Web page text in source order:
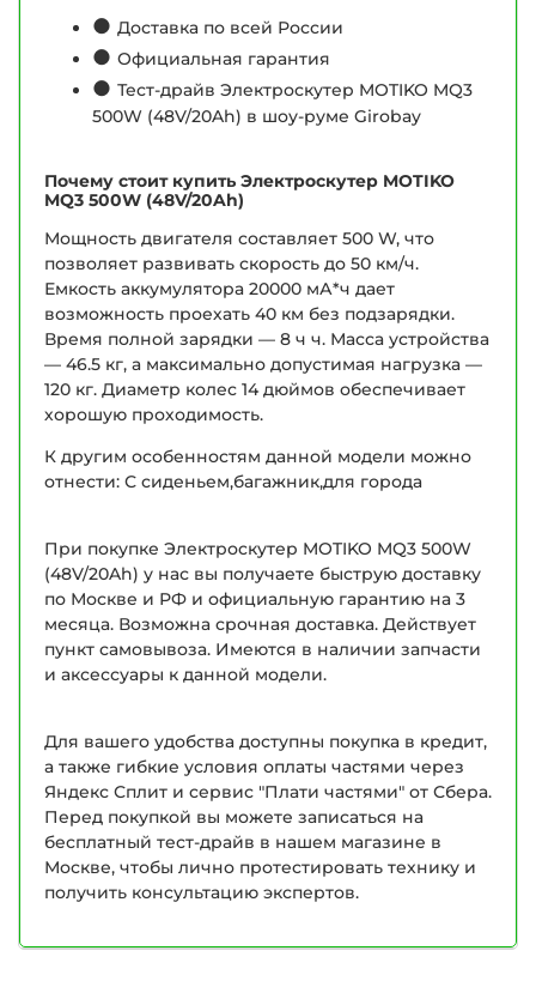
● Доставка по всей России
● Официальная гарантия
● Тест-драйв Электроскутер MOTIKO MQ3
500W (48V/20Ah) в шоу-руме Girobay
Почему стоит купить Электроскутер MOTIKO
MQ3 500W (48V/20Ah)
Мощность двигателя составляет 500 W, что
позволяет развивать скорость до 50 км/ч.
Емкость аккумулятора 20000 мА*ч дает
возможность проехать 40 км без подзарядки.
Время полной зарядки — 8 ч ч. Масса устройства
— 46.5 кг, а максимально допустимая нагрузка —
120 кг. Диаметр колес 14 дюймов обеспечивает
хорошую проходимость.
К другим особенностям данной модели можно
отнести: С сиденьем,багажник,для города
При покупке Электроскутер MOTIKO MQ3 500W
(48V/20Ah) у нас вы получаете быструю доставку
по Москве и РФ и официальную гарантию на 3
месяца. Возможна срочная доставка. Действует
пункт самовывоза. Имеются в наличии запчасти
и аксессуары к данной модели.
Для вашего удобства доступны покупка в кредит,
а также гибкие условия оплаты частями через
Яндекс Сплит и сервис "Плати частями" от Сбера.
Перед покупкой вы можете записаться на
бесплатный тест-драйв в нашем магазине в
Москве, чтобы лично протестировать технику и
получить консультацию экспертов.